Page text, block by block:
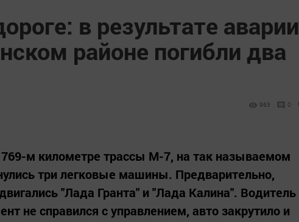
в результате аварии
районе погибли два
963 0
769-м километре трассы М-7, на так называемом
три легковые машины. Предварительно,
"Лада Гранта" и "Лада Калина". Водитель
не справился с управлением, авто закрутило и